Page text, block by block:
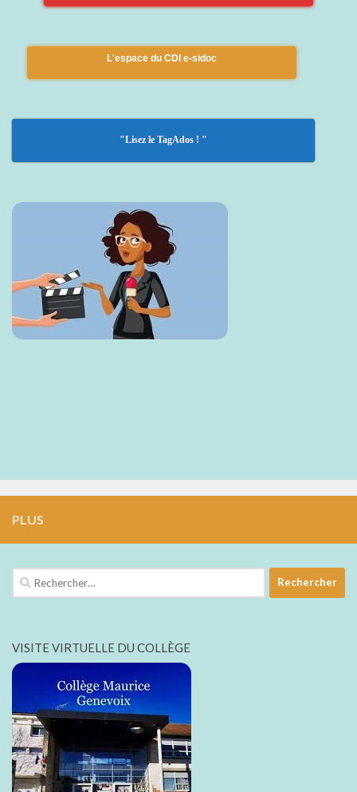
L'espace du CDI e-sidoc
"Lisez le TagAdos ! "
PLUS
Rechercher :
VISITE VIRTUELLE DU COLLÈGE